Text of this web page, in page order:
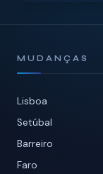
MUDANÇAS
Lisboa
Setúbal
Barreiro
Faro